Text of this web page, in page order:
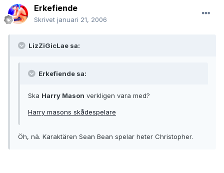
Erkefiende
Skrivet januari 21, 2006
LizZiGicLae sa:
Erkefiende sa:
Ska Harry Mason verkligen vara med?
Harry masons skådespelare
Öh, nä. Karaktären Sean Bean spelar heter Christopher.